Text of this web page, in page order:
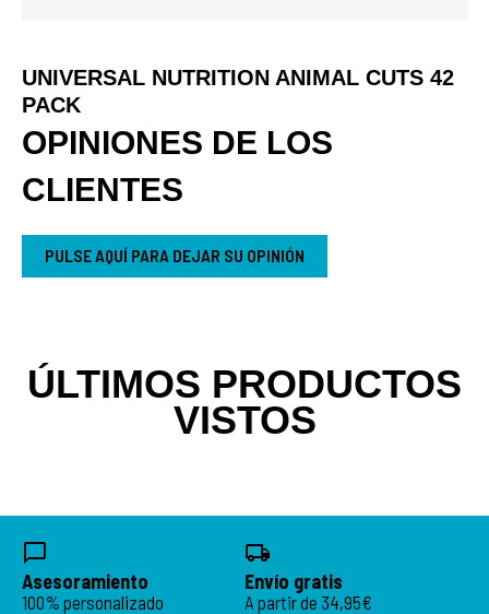
UNIVERSAL NUTRITION ANIMAL CUTS 42
PACK
OPINIONES DE LOS
CLIENTES
PULSE AQUÍ PARA DEJAR SU OPINIÓN
ÚLTIMOS PRODUCTOS
VISTOS
Asesoramiento
100% personalizado
Envío gratis
A partir de 34,95€